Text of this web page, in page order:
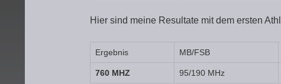
Hier sind meine Resultate mit dem ersten
Ergebnis MB/FSB
760 MHZ 95/190 MHz